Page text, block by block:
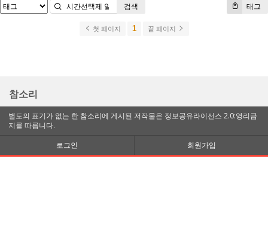
태그
검색
첫 페이지 1 끝 페이지
참소리
별도의 표기가 없는 한 참소리에 게시된 저작물은 정보공유라이선스 2.0:영리금
지를 따릅니다.
로그인
회원가입